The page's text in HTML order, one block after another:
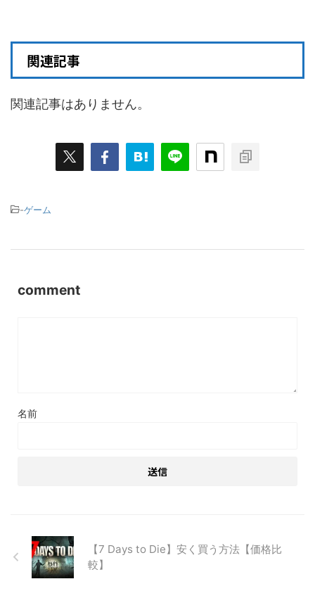
関連記事
関連記事はありません。
-ゲーム
comment
名前
【7 Days to Die】安く買う方法【価格比
較】